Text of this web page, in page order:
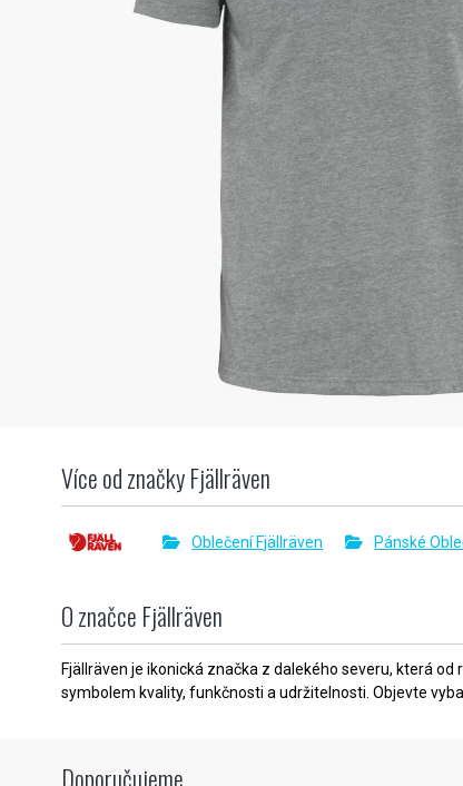
Více od značky Fjällräven
Oblečení Fjällräven Pánské
O značce Fjällräven
Fjällräven je ikonická značka z dalekého severu, která
symbolem kvality, funkčnosti a udržitelnosti. Objevte
Doporučujeme